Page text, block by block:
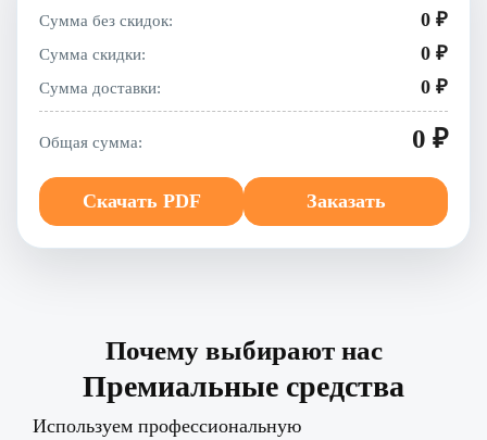
Сумма без скидок: 0 ₽
Сумма скидки: 0 ₽
Сумма доставки: 0 ₽
Общая сумма: 0 ₽
Скачать PDF Заказать
Почему выбирают нас
Премиальные средства
Используем профессиональную